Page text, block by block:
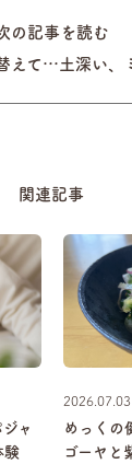
の記事を読む
えて…土深い
関連記事
ャ
験
2026.07.03
めっく
ゴーヤと